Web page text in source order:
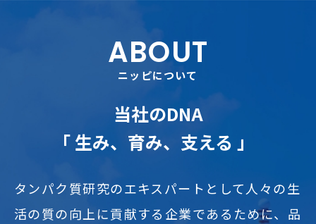
ABOUT
ニッピについて
当社のDNA
「 生み、育み、支える 」
タンパク質研究のエキスパートとして人々の生
活の質の向上に貢献する企業であるために、品